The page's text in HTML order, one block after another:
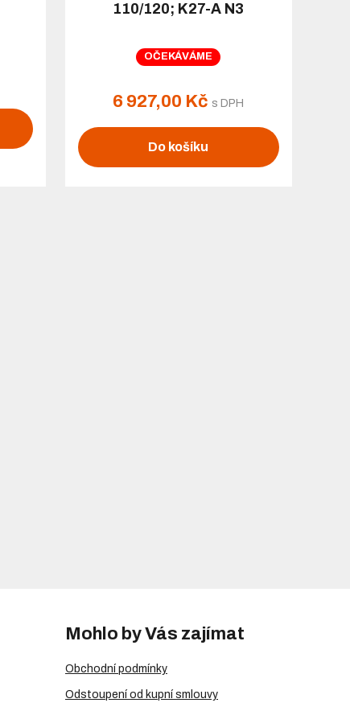
110/120; K27-A N3
OČEKÁVÁME
6 927,00 Kč s DPH
Do košíku
Mohlo by Vás zajímat
Obchodní podmínky
Odstoupení od kupní smlouvy